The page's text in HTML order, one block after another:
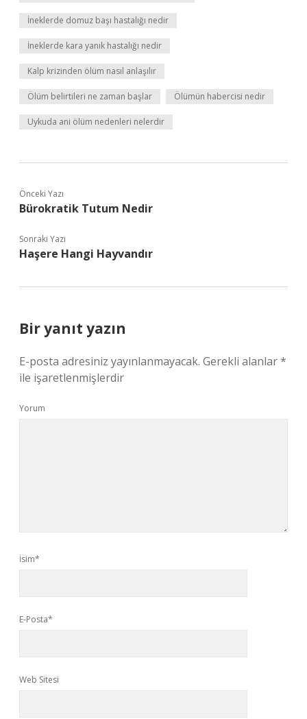
İneklerde domuz başı hastalığı nedir
İneklerde kara yanık hastalığı nedir
Kalp krizinden ölüm nasıl anlaşılır
Ölüm belirtileri ne zaman başlar Ölümün habercisi nedir
Uykuda ani ölüm nedenleri nelerdir
Önceki Yazı
Bürokratik Tutum Nedir
Sonraki Yazı
Haşere Hangi Hayvandır
Bir yanıt yazın
E-posta adresiniz yayınlanmayacak. Gerekli alanlar*
ile işaretlenmişlerdir
Yorum
İsim*
E-Posta*
Web Sitesi